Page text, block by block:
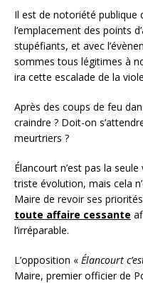
Il est de notoriété publique
l’emplacement des points
stupéfiants, et avec
sommes tous légitimes à
ira cette escalade de la
Après des coups de feu
craindre ? Doit-on
meurtriers ?
Élancourt n’est pas la
triste évolution, mais cela
Maire de revoir ses
toute affaire cessante
l’irréparable.
L’opposition « Élancourt
Maire, premier officier de